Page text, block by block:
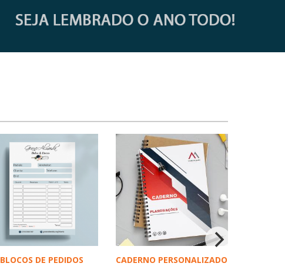
BLOCOS DE PEDIDOS CADERNO PERSONALIZADO